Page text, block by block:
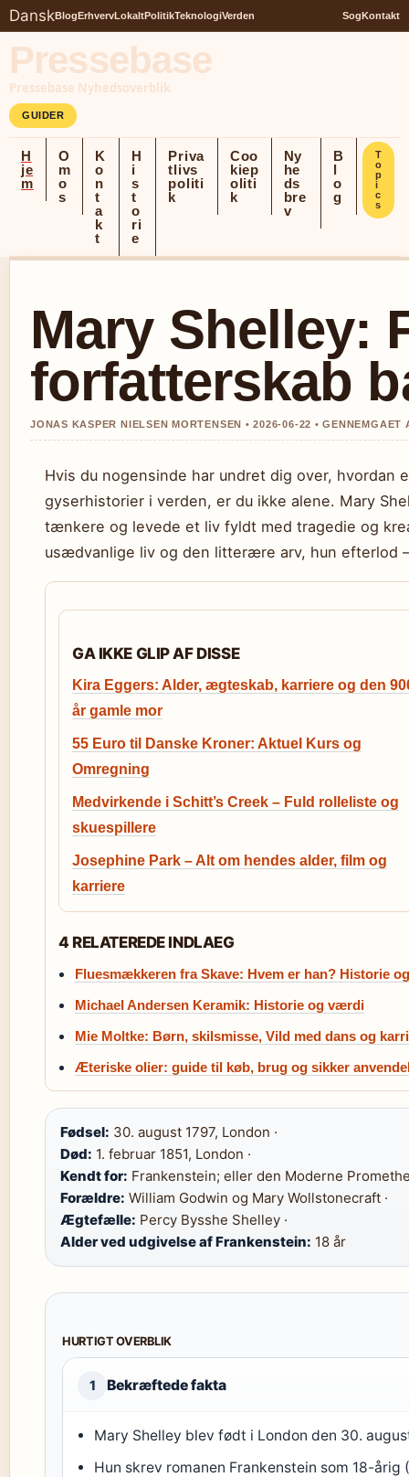
DanskBlogErhvervLokaltPolitikTeknologiVerden SogKontakt
Pressebase
Pressebase Nyhedsoverblik
GUIDER
H
je
m
O
m
o
s
K
o
n
t
a
k
t
H
i
s
t
o
ri
e
Priva
tlivs
politi
k
Coo
kiep
oliti
k
Ny
he
ds
bre
v
B
l
o
g
T
o
p
i
c
s
Mary Shelley:
forfatterskab
JONAS KASPER NIELSEN MORTENSEN • 2026-06-22 • GENNEMGAET
Hvis du nogensinde har undret dig over, hvordan
gyserhistorier i verden, er du ikke alene. Mary
tænkere og levede et liv fyldt med tragedie og
usædvanlige liv og den litterære arv, hun efterlod
GA IKKE GLIP AF DISSE
Kira Eggers: Alder, ægteskab, karriere og den
år gamle mor
55 Euro til Danske Kroner: Aktuel Kurs og
Omregning
Medvirkende i Schitt’s Creek – Fuld rolleliste og
skuespillere
Josephine Park – Alt om hendes alder, film og
karriere
4 RELATEREDE INDLAEG
Fluesmækkeren fra Skave: Hvem er han? Historie
Michael Andersen Keramik: Historie og værdi
Mie Moltke: Børn, skilsmisse, Vild med dans og
Æteriske olier: guide til køb, brug og sikker
Fødsel: 30. august 1797, London ·
Død: 1. februar 1851, London ·
Kendt for: Frankenstein; eller den Moderne
Forældre: William Godwin og Mary Wollstonecraft ·
Ægtefælle: Percy Bysshe Shelley ·
Alder ved udgivelse af Frankenstein: 18 år
HURTIGT OVERBLIK
1 Bekræftede fakta
Mary Shelley blev født i London den 30.
Hun skrev romanen Frankenstein som 18-årig